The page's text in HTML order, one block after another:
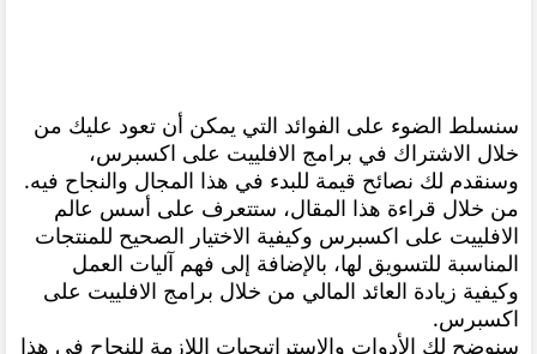
سنسلط الضوء على الفوائد التي يمكن أن تعود عليك من
خلال الاشتراك في برامج الافلييت على اكسبرس،
وسنقدم لك نصائح قيمة للبدء في هذا المجال والنجاح فيه.
من خلال قراءة هذا المقال، ستتعرف على أسس عالم
الافلييت على اكسبرس وكيفية الاختيار الصحيح للمنتجات
المناسبة للتسويق لها، بالإضافة إلى فهم آليات العمل
وكيفية زيادة العائد المالي من خلال برامج الافلييت على
اكسبرس.
سنوضح لك الأدوات والاستراتيجيات اللازمة للنجاح في هذا